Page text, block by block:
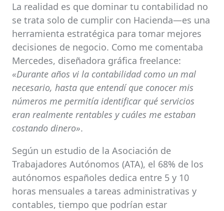
La realidad es que dominar tu contabilidad no
se trata solo de cumplir con Hacienda—es una
herramienta estratégica para tomar mejores
decisiones de negocio. Como me comentaba
Mercedes, diseñadora gráfica freelance:
«Durante años vi la contabilidad como un mal
necesario, hasta que entendí que conocer mis
números me permitía identificar qué servicios
eran realmente rentables y cuáles me estaban
costando dinero».
Según un estudio de la Asociación de
Trabajadores Autónomos (ATA), el 68% de los
autónomos españoles dedica entre 5 y 10
horas mensuales a tareas administrativas y
contables, tiempo que podrían estar